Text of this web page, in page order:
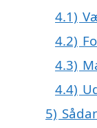
4.1)
4.2)
4.3)
4.4)
5)